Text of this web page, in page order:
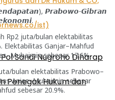
Sandi Nugroho Diharap
Penegak Hukum dan
𝙋𝙧𝙖𝙗𝙤𝙬𝙤-𝙂𝙞𝙗𝙧𝙖𝙣
Rp2 juta/bulan elektabilitas
Elektabilitas Ganjar–Mahfud
sebesar 17.6%.
bulan elektabilitas Prabowo–
Anies–Muhaimin sebesar
sebesar 20.9%.